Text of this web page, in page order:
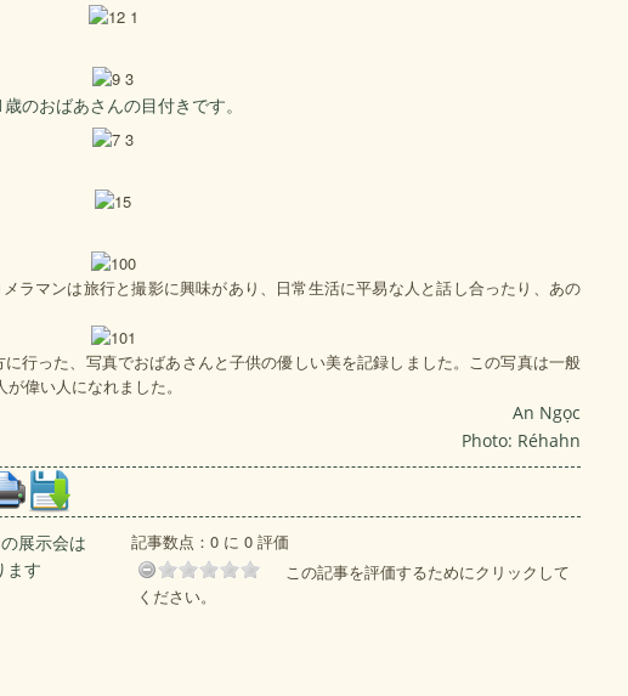
のおばあさんの目付きです。
ラマンは旅行と撮影に興味があり、日常生活に平易な人と話し合ったり、あの
行った、写真でおばあさんと子供の優しい美を記録しました。この写真は一般
偉い人になれました。
An Ngọc
Photo: Réhahn
展示会は
ます
記事数点：0 に 0 評価
この記事を評価するためにクリックして
ください。